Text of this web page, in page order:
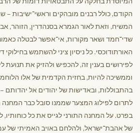
הקודם, כולל רבנים מובהקים וראשי־ישיבות –
המשיח, וזאת לאור הגמרא בסנהדרין, הזוהר,
שדי־חמד ושאר מקורות, אי־אפשר לבטלה
האורתודוכסי. כל ניסיון ציני להשתמש בחילוקי
לפירושים בענין זה, להכפיש ולהזיק את תנועת
וממשיכה להיות, בחזית הקדמית של אלו
בהתבוללות, ובאדישות של יהודים אל יהדותם –
לתרום לפילוג המצער שממנו סובל כבר המחנה
בפרט. על המחנה התורני לגייס את כל
של אהבת־ישראל, ולהלחם באויב האמיתי של